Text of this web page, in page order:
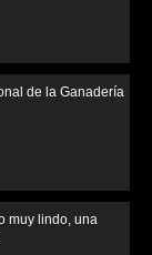
de la Ganadería
muy lindo, una